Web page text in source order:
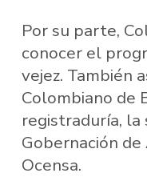
Por su parte,
conocer el
vejez. También
Colombiano de
registraduría, la
Gobernación de
Ocensa.